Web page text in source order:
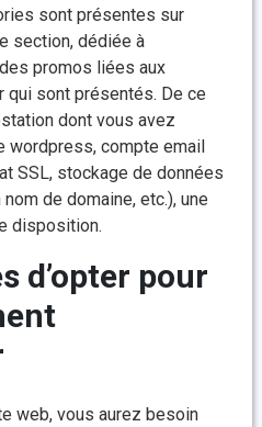
sont présentes sur
section, dédiée à
promos liées aux
qui sont présentés. De ce
dont vous avez
wordpress, compte email
SSL, stockage de données
de domaine, etc.), une
disposition.
web, vous aurez besoin